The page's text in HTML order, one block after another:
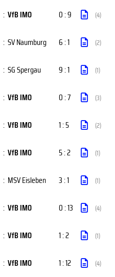
: VfB IMO 0 : 9 (4)
: SV Naumburg 6 : 1 (2)
: SG Spergau 9 : 1 (1)
: VfB IMO 0 : 7 (3)
: VfB IMO 1 : 5 (2)
: VfB IMO 5 : 2 (1)
: MSV Eisleben 3 : 1 (1)
: VfB IMO 0 : 13 (4)
: VfB IMO 1 : 2 (1)
: VfB IMO 1 : 12 (4)